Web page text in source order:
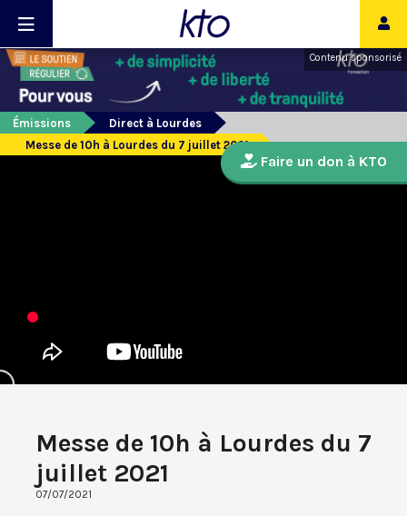
Contenu sponsorisé
Émissions
Direct à Lourdes
Messe de 10h à Lourdes du 7 juillet 2021
Messe de 10h à Lourdes du 7
juillet 2021
07/07/2021
Faire un don à KTO